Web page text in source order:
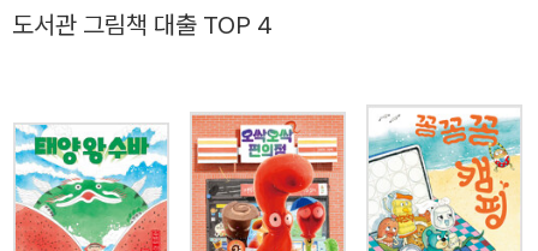
든 장소가 목욕탕인 까닭은 무엇일까요? 김유 작가는 왜 목
위 등 관계없이 옷을 벗고 알몸으로 씻어야 하지요. 이것은
우리 모두가 평등하고, 그렇기에 서로 존중하고 존중받아야
함을 나타냅니다. 여기에 김유 작가는 판타지 요소를 설정하
여, 개들도 목욕탕을 이용하게 만들었습니다. 세상은 사람과
도서관 그림책 대출 TOP 4